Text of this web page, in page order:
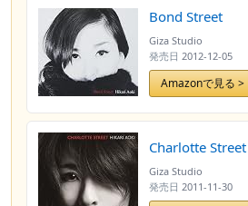
Bond Street
Giza Studio
発売日 2012-12-05
Amazonで見る >
Charlotte Street
Giza Studio
発売日 2011-11-30